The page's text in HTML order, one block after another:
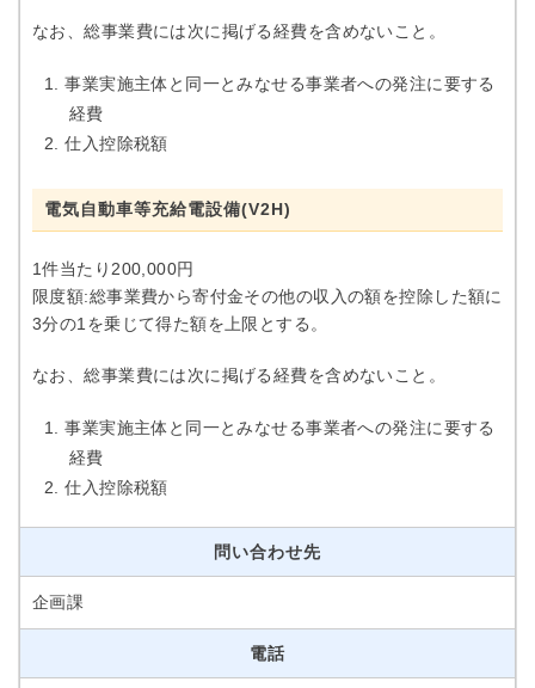
なお、総事業費には次に掲げる経費を含めないこと。
事業実施主体と同一とみなせる事業者への発注に要する
経費
仕入控除税額
電気自動車等充給電設備(V2H)
1件当たり200,000円
限度額:総事業費から寄付金その他の収入の額を控除した額に
3分の1を乗じて得た額を上限とする。
なお、総事業費には次に掲げる経費を含めないこと。
事業実施主体と同一とみなせる事業者への発注に要する
経費
仕入控除税額
問い合わせ先
企画課
電話